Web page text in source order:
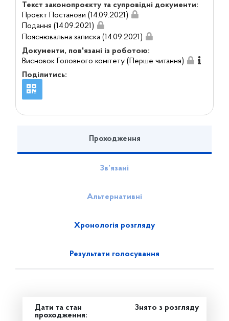
Текст законопроєкту та супровідні документи:
Проєкт Постанови (14.09.2021)
Подання (14.09.2021)
Пояснювальна записка (14.09.2021)
Документи, пов'язані із роботою:
Висновок Головного комітету (Перше читання)
Поділитись:
Проходження
Зв’язані
Альтернативні
Хронологія розгляду
Результати голосування
Дати та стан
проходження:
Знято з розгляду